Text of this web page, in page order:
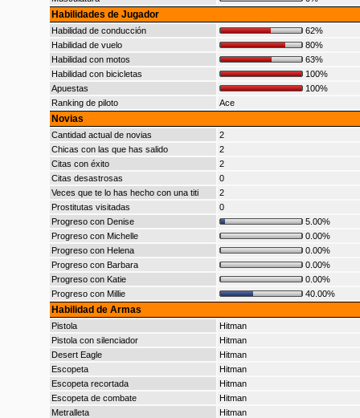
Habilidades de Jugador
Habilidad de conducción
62%
Habilidad de vuelo
80%
Habilidad con motos
63%
Habilidad con bicicletas
100%
Apuestas
100%
Ranking de piloto
Ace
Novias
Cantidad actual de novias
2
Chicas con las que has salido
2
Citas con éxito
2
Citas desastrosas
0
Veces que te lo has hecho con una titi
2
Prostitutas visitadas
0
Progreso con Denise
5.00%
Progreso con Michelle
0.00%
Progreso con Helena
0.00%
Progreso con Barbara
0.00%
Progreso con Katie
0.00%
Progreso con Millie
40.00%
Habilidad de Armas
Pistola
Hitman
Pistola con silenciador
Hitman
Desert Eagle
Hitman
Escopeta
Hitman
Escopeta recortada
Hitman
Escopeta de combate
Hitman
Metralleta
Hitman